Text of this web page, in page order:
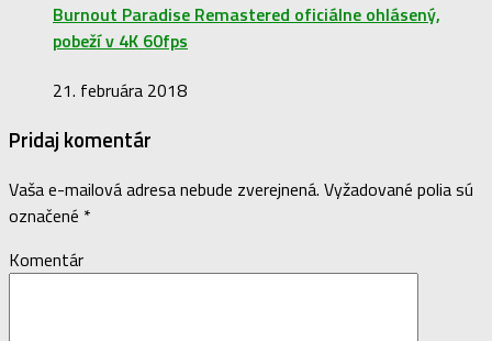
Burnout Paradise Remastered oficiálne ohlásený,
pobeží v 4K 60fps
21. februára 2018
Pridaj komentár
Vaša e-mailová adresa nebude zverejnená. Vyžadované polia sú
označené *
Komentár